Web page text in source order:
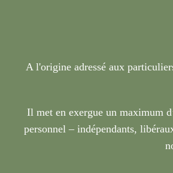
A l'origine adressé aux
Il met en exergue un maximum
personnel – indépendants,